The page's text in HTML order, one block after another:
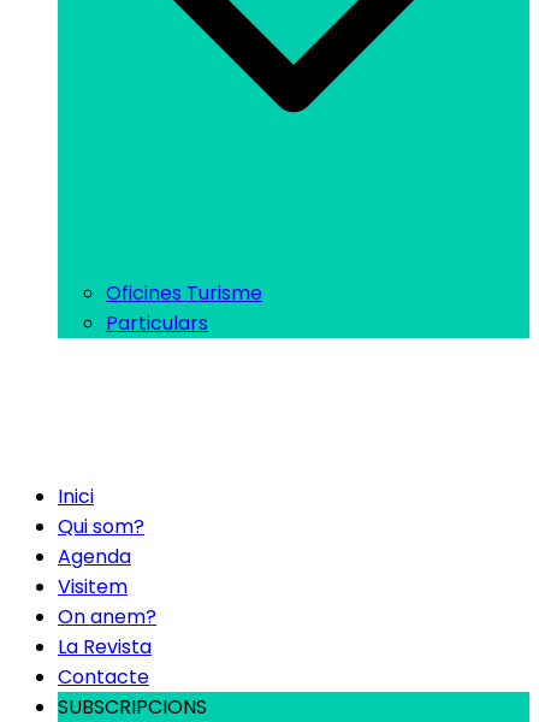
Oficines Turisme
Particulars
Inici
Qui som?
Agenda
Visitem
On anem?
La Revista
Contacte
SUBSCRIPCIONS